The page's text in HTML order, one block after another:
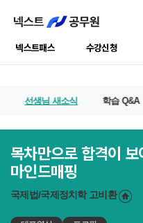
넥스트패스 수강신청
선생님 새소식 학습 Q&A
목차만으로 합격이 보
마인드매핑
국제법/국제정치학 고비환